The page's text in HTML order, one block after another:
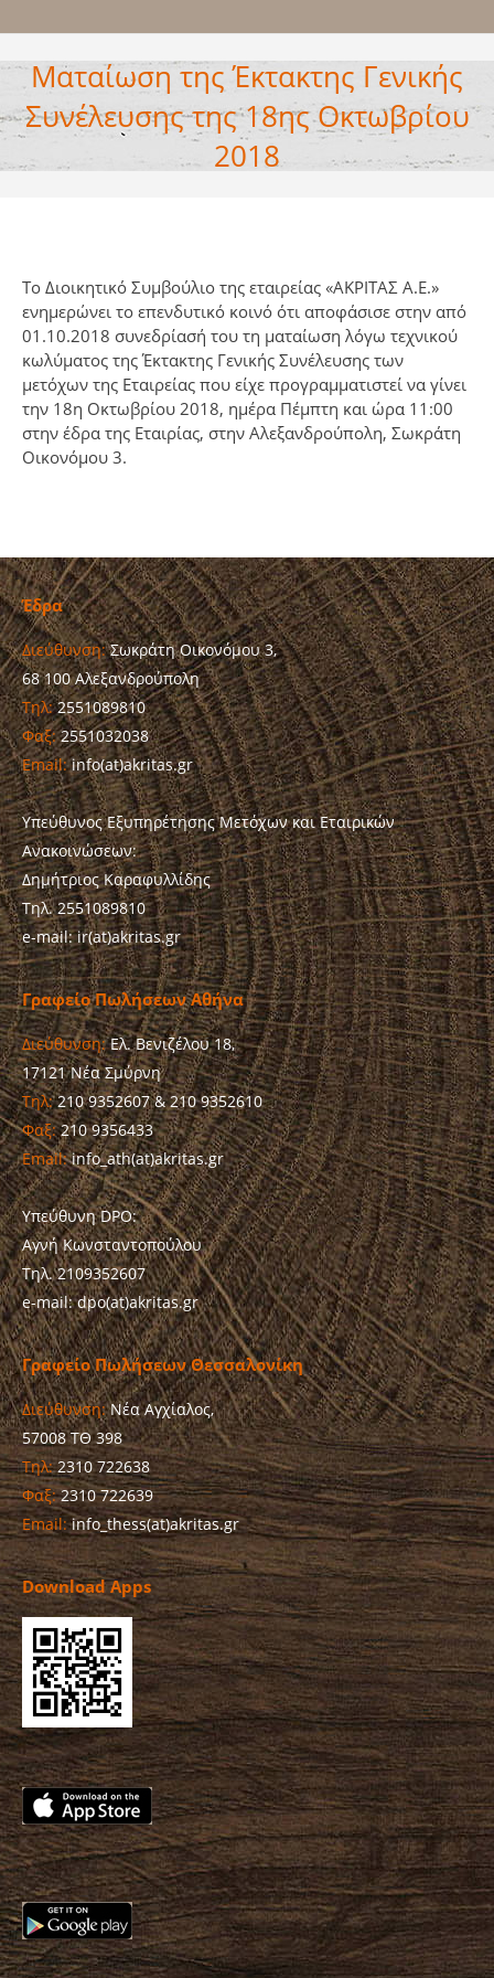
Ματαίωση της Έκτακτης Γενικής
Συνέλευσης της 18ης Οκτωβρίου
2018
Το Διοικητικό Συμβούλιο της εταιρείας «ΑΚΡΙΤΑΣ Α.Ε.»
ενημερώνει το επενδυτικό κοινό ότι αποφάσισε στην από
01.10.2018 συνεδρίασή του τη ματαίωση λόγω τεχνικού
κωλύματος της Έκτακτης Γενικής Συνέλευσης των
μετόχων της Εταιρείας που είχε προγραμματιστεί να γίνει
την 18η Οκτωβρίου 2018, ημέρα Πέμπτη και ώρα 11:00
στην έδρα της Εταιρίας, στην Αλεξανδρούπολη, Σωκράτη
Οικονόμου 3.
Έδρα
Διεύθυνση:Σωκράτη Οικονόμου 3,
68 100 Αλεξανδρούπολη
Τηλ:2551089810
Φαξ:2551032038
Email:info(at)akritas.gr
Υπεύθυνος Εξυπηρέτησης Μετόχων και Εταιρικών
Ανακοινώσεων:
Δημήτριος Καραφυλλίδης
Τηλ. 2551089810
e-mail: ir(at)akritas.gr
Γραφείο Πωλήσεων Αθήνα
Διεύθυνση:Ελ. Βενιζέλου 18,
17121 Νέα Σμύρνη
Τηλ:210 9352607 & 210 9352610
Φαξ:210 9356433
Email:info_ath(at)akritas.gr
Υπεύθυνη DPO:
Αγνή Κωνσταντοπούλου
Τηλ. 2109352607
e-mail: dpo(at)akritas.gr
Γραφείο Πωλήσεων Θεσσαλονίκη
Διεύθυνση:Νέα Αγχίαλος,
57008 ΤΘ 398
Τηλ:2310 722638
Φαξ:2310 722639
Email:info_thess(at)akritas.gr
Download Apps